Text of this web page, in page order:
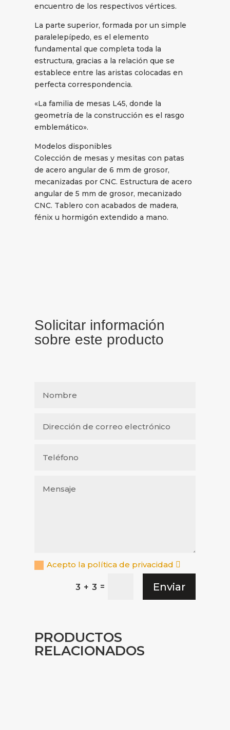
encuentro de los respectivos vértices.
La parte superior, formada por un simple
paralelepípedo, es el elemento
fundamental que completa toda la
estructura, gracias a la relación que se
establece entre las aristas colocadas en
perfecta correspondencia.
«La familia de mesas L45, donde la
geometría de la construcción es el rasgo
emblemático».
Modelos disponibles
Colección de mesas y mesitas con patas
de acero angular de 6 mm de grosor,
mecanizadas por CNC. Estructura de acero
angular de 5 mm de grosor, mecanizado
CNC. Tablero con acabados de madera,
fénix u hormigón extendido a mano.
Solicitar información
sobre este producto
Acepto la política de privacidad
3 + 3 = Enviar
PRODUCTOS
RELACIONADOS